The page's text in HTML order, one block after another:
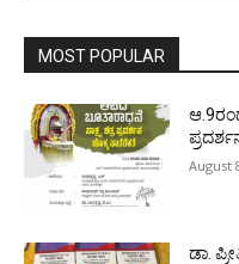
MOST POPULAR
August
ಡಾ.